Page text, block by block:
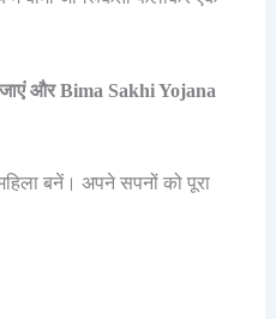
और Bima Sakhi Yojana
बनें। अपने सपनों को पूरा